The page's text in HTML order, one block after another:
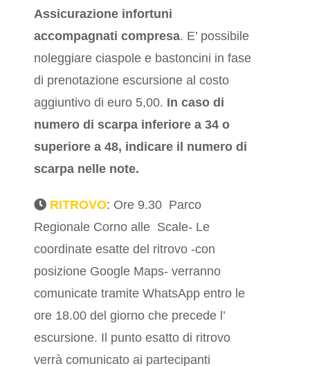
Assicurazione infortuni
accompagnati compresa. E’ possibile
noleggiare ciaspole e bastoncini in fase
di prenotazione escursione al costo
aggiuntivo di euro 5,00. In caso di
numero di scarpa inferiore a 34 o
superiore a 48, indicare il numero di
scarpa nelle note.
RITROVO: Ore 9.30 Parco
Regionale Corno alle Scale- Le
coordinate esatte del ritrovo -con
posizione Google Maps- verranno
comunicate tramite WhatsApp entro le
ore 18.00 del giorno che precede l’
escursione. Il punto esatto di ritrovo
verrà comunicato ai partecipanti